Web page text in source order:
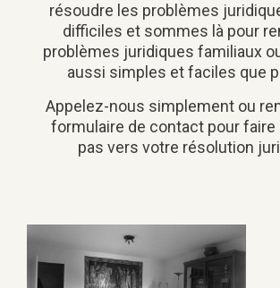
résoudre les problèmes
difficiles et sommes là pour
problèmes juridiques familiaux
aussi simples et faciles que
Appelez-nous simplement ou
formulaire de contact pour faire
pas vers votre résolution